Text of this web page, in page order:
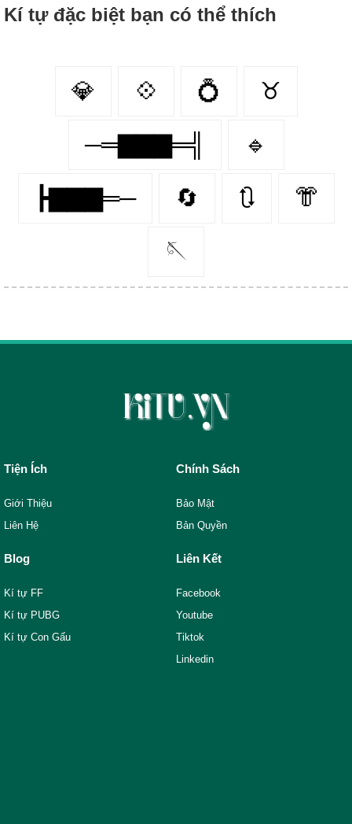
Kí tự đặc biệt bạn có thể thích
💎 💠 💍 ♉
─═▇▇▇═╣ 🔹
┣▇▇▇═─ 🔄 🔃 👘
🪡
Tiện Ích
Giới Thiệu
Liên Hệ
Chính Sách
Bảo Mật
Bản Quyền
Blog
Kí tự FF
Kí tự PUBG
Kí tự Con Gấu
Liên Kết
Facebook
Youtube
Tiktok
Linkedin